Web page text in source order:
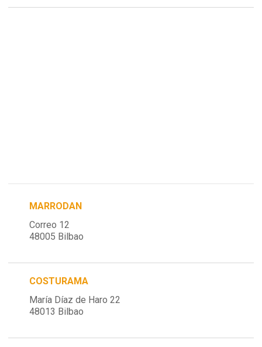
MARRODAN
Correo 12
48005 Bilbao
COSTURAMA
María Díaz de Haro 22
48013 Bilbao